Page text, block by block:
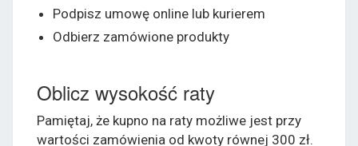
Podpisz umowę online lub kurierem
Odbierz zamówione produkty
Oblicz wysokość raty
Pamiętaj, że kupno na raty możliwe jest przy
wartości zamówienia od kwoty równej 300 zł.